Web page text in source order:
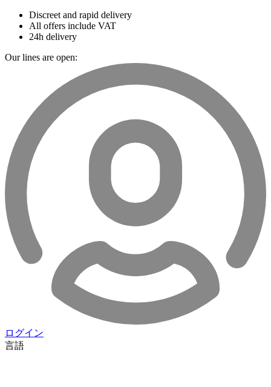
Discreet and rapid delivery
All offers include VAT
24h delivery
Our lines are open:
ログイン
言語